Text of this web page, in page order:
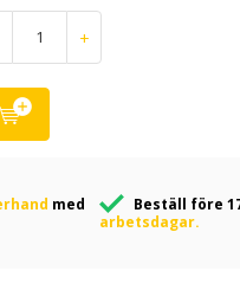
+
med
Beställ före
arbetsdagar.